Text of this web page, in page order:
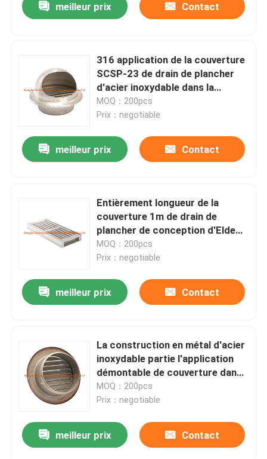
meilleur prix Contact
316 application de la couverture
SCSP-23 de drain de plancher
d'acier inoxydable dans la
construction de plancher
MOQ：200pcs
Prix：negotiable
meilleur prix Contact
Entièrement longueur de la
couverture 1m de drain de
plancher de conception d'Elded
pour l'épaisseur publique des
passages couverts 1.2mm
MOQ：200pcs
Prix：negotiable
meilleur prix Contact
La construction en métal d'acier
inoxydable partie l'application
démontable de couverture dans
le plancher
MOQ：200pcs
Prix：negotiable
meilleur prix Contact